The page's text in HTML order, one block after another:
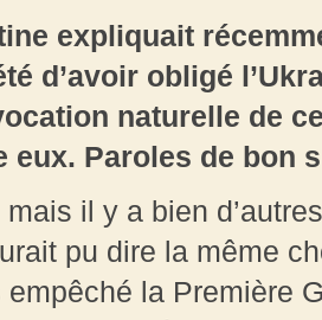
expliquait
d’avoir obligé
naturelle de
eux. Paroles de bon
il y a bien
pu dire la même
empêché la Première